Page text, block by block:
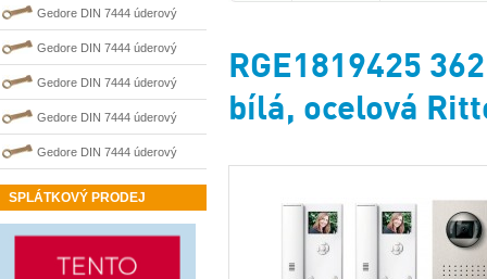
Gedore DIN 7444 úderový
nejiskřivý plochý (palcový) klíč
0100206S
Gedore DIN 7444 úderový
nejiskřivý plochý (palcový) klíč
0100204S
Gedore DIN 7444 úderový
nejiskřivý plochý (palcový) klíč
0100208S
Gedore DIN 7444 úderový
nejiskřivý plochý (palcový) klíč
0100209S
Gedore DIN 7444 úderový
nejiskřivý plochý (palcový) klíč
SPLÁTKOVÝ PRODEJ
RGE1819425
bílá, ocelová